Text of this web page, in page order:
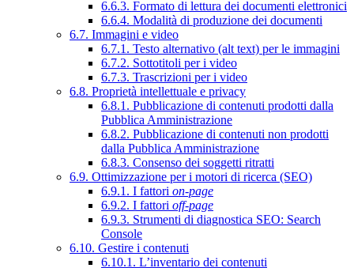
6.6.3. Formato di lettura dei documenti elettronici
6.6.4. Modalità di produzione dei documenti
6.7. Immagini e video
6.7.1. Testo alternativo (alt text) per le immagini
6.7.2. Sottotitoli per i video
6.7.3. Trascrizioni per i video
6.8. Proprietà intellettuale e privacy
6.8.1. Pubblicazione di contenuti prodotti dalla
Pubblica Amministrazione
6.8.2. Pubblicazione di contenuti non prodotti
dalla Pubblica Amministrazione
6.8.3. Consenso dei soggetti ritratti
6.9. Ottimizzazione per i motori di ricerca (SEO)
6.9.1. I fattori on-page
6.9.2. I fattori off-page
6.9.3. Strumenti di diagnostica SEO: Search
Console
6.10. Gestire i contenuti
6.10.1. L’inventario dei contenuti